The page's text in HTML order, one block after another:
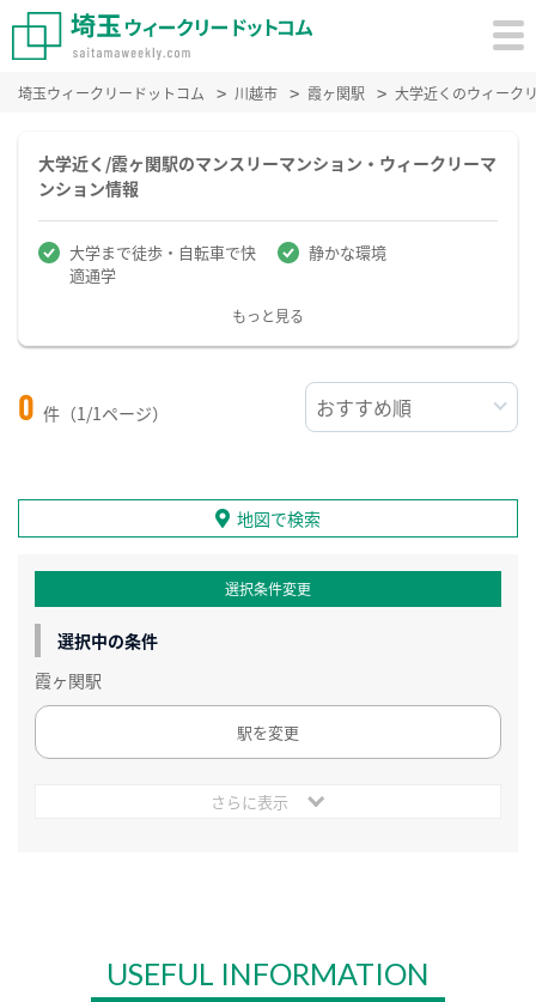
埼玉ウィークリードットコム 川越市 霞ヶ関駅 大学近くのウィーク
大学近く/霞ヶ関駅のマンスリーマンション・ウィークリーマ
ンション情報
大学まで徒歩・自転車で快
適通学
静かな環境
もっと見る
0 件（1/1ページ）
地図で検索
選択条件変更
選択中の条件
霞ヶ関駅
駅を変更
さらに表示
USEFUL INFORMATION